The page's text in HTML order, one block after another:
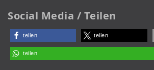
Social Media / Teilen
teilen teilen
teilen